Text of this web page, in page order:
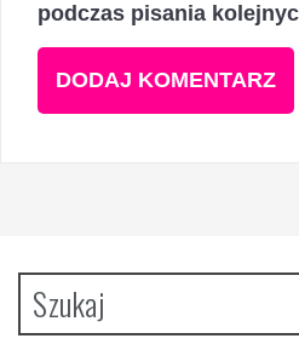
podczas pisania
Szukaj